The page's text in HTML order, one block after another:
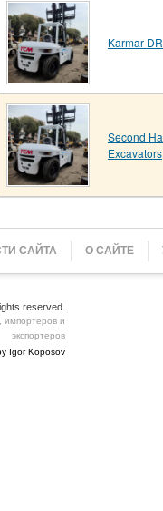
Karmar
Second
Excavators
САЙТА О САЙТЕ
reserved.
импортеров и
экспортеров
Igor Koposov